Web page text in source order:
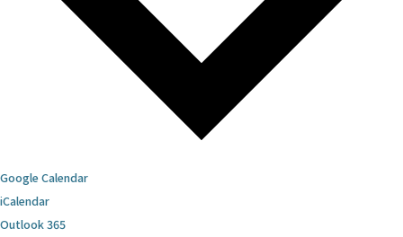
Google Calendar
iCalendar
Outlook 365